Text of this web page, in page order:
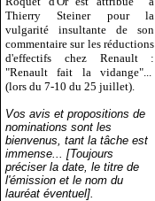
Thierry Steiner pour la
vulgarité insultante de son
commentaire sur les réductions
d'effectifs chez Renault :
"Renault fait la vidange"...
(lors du 7-10 du 25 juillet).
Vos avis et propositions de
nominations sont les
bienvenus, tant la tâche est
immense... [Toujours
préciser la date, le titre de
l'émission et le nom du
lauréat éventuel].